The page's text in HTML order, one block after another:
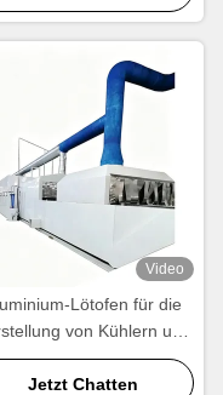
Wärmetauschern
Video
Lötofen für die
von Kühlern und
Wärmetauschern
Jetzt Chatten